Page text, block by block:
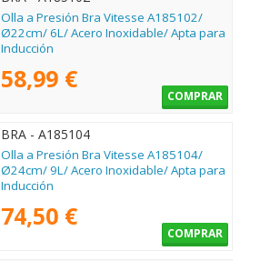
Olla a Presión Bra Vitesse A185102/
Ø22cm/ 6L/ Acero Inoxidable/ Apta para
Inducción
58,99 €
COMPRAR
BRA - A185104
Olla a Presión Bra Vitesse A185104/
Ø24cm/ 9L/ Acero Inoxidable/ Apta para
Inducción
74,50 €
COMPRAR